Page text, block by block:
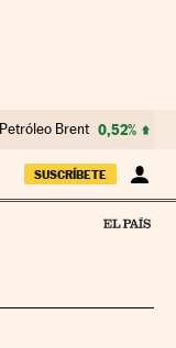
Petróleo Brent 0,52%
SUSCRÍBETE